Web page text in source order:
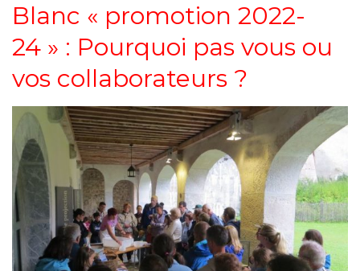
Blanc « promotion 2022-
24 » : Pourquoi pas vous ou
vos collaborateurs ?